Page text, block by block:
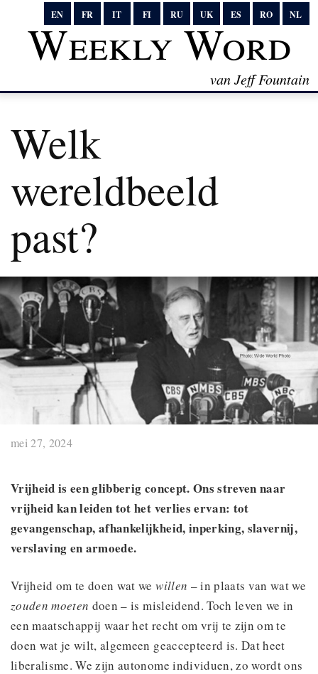
EN FR IT FI RU UK ES RO NL
Weekly Word
van Jeff Fountain
Welk
wereldbeeld
past?
mei 27, 2024
Vrijheid is een glibberig concept. Ons streven naar
vrijheid kan leiden tot het verlies ervan: tot
gevangenschap, afhankelijkheid, inperking, slavernij,
verslaving en armoede.
Vrijheid om te doen wat wewillen – in plaats van wat we
zouden moeten doen – is misleidend. Toch leven we in
een maatschappij waar het recht om vrij te zijn om te
doen wat je wilt, algemeen geaccepteerd is. Dat heet
liberalisme. We zijn autonome individuen, zo wordt ons